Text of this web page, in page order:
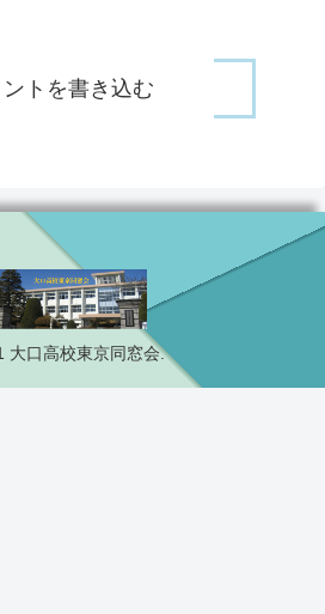
ントを書き込む
大口高校東京同窓会.